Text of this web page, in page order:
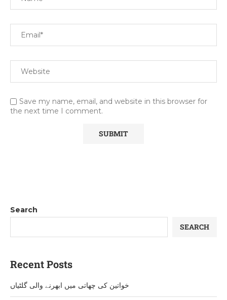
Save my name, email, and website in this browser for
the next time I comment.
Search
SEARCH
Recent Posts
خواتین کی چھاتی میں ابھرنے والی گلٹیاں